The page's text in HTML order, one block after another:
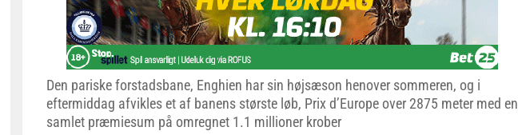
Den pariske forstadsbane, Enghien har sin højsæson henover sommeren, og i
eftermiddag afvikles et af banens største løb, Prix d’Europe over 2875 meter med en
samlet præmiesum på omregnet 1.1 millioner krober